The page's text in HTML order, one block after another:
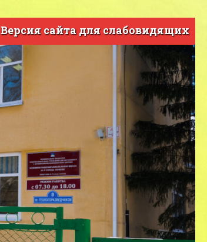
Версия сайта для слабовидящих